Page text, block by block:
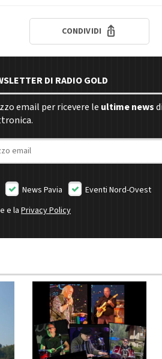
CONDIVIDI
DI RADIO GOLD
email per ricevere le ultime news
News Pavia
Eventi Nord-Ovest
e la Privacy Policy